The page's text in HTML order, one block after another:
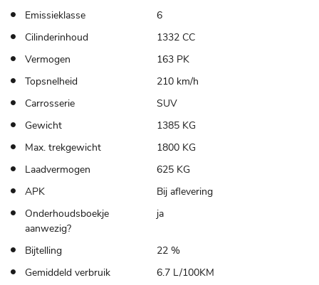
Emissieklasse
6
Cilinderinhoud
1332 CC
Vermogen
163 PK
Topsnelheid
210 km/h
Carrosserie
SUV
Gewicht
1385 KG
Max. trekgewicht
1800 KG
Laadvermogen
625 KG
APK
Bij aflevering
Onderhoudsboekje
aanwezig?
ja
Bijtelling
22 %
Gemiddeld verbruik
6.7 L/100KM